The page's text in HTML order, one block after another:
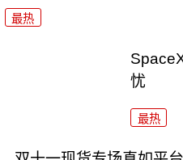
最热
忧
最热